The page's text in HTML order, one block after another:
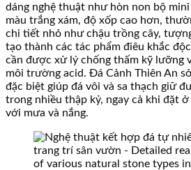
dáng nghệ thuật như hòn non bộ
màu trắng xám, độ xốp cao hơn,
chi tiết nhỏ như chậu trồng cây,
tạo thành các tác phẩm điêu khắc
cần được xử lý chống thấm kỹ lưỡng
môi trường acid. Đá Cảnh Thiên An
đặc biệt giúp đá vôi và sa thạch giữ
trong nhiều thập kỷ, ngay cả khi đặt
với mưa và nắng.